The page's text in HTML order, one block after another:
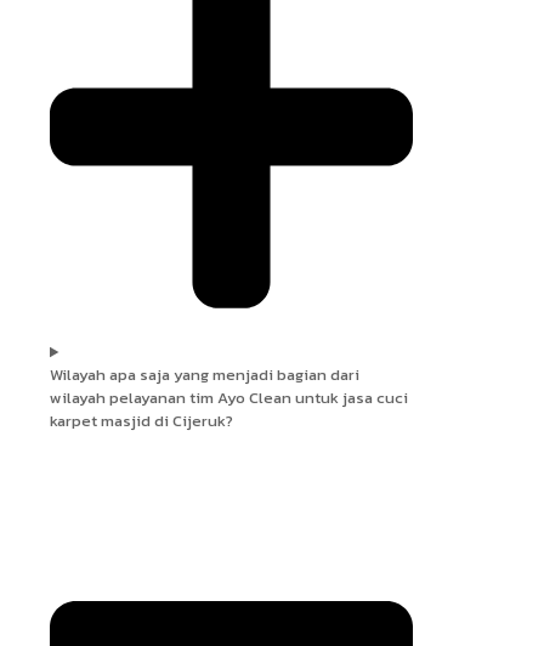
Wilayah apa saja yang menjadi bagian dari
wilayah pelayanan tim Ayo Clean untuk jasa cuci
karpet masjid di Cijeruk?